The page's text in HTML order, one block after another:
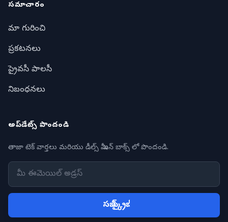
సమాచారం
మా గురించి
ప్రకటనలు
ప్రైవసీ పాలసీ
నిబంధనలు
అప్‌డేట్స్ పొందండి
తాజా టెక్ వార్తలు మరియు డీల్స్ మీ ఇన్ బాక్స్ లో పొందండి.
సబ్ స్క్రైబ్